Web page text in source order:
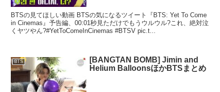
BTSの見てほしい動画 BTSの気になるツイート『BTS: Yet To Come
in Cinemas』予告編、00:01秒見ただけでもうウルウル?これ、絶対泣
くヤツやん?#YetToComeInCinemas #BTSV pic.t...
BTS
[BANGTAN BOMB] Jimin and
Helium BalloonsほかBTSまとめ